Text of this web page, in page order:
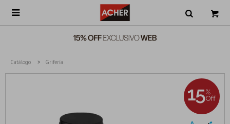

Catálogo Grifería